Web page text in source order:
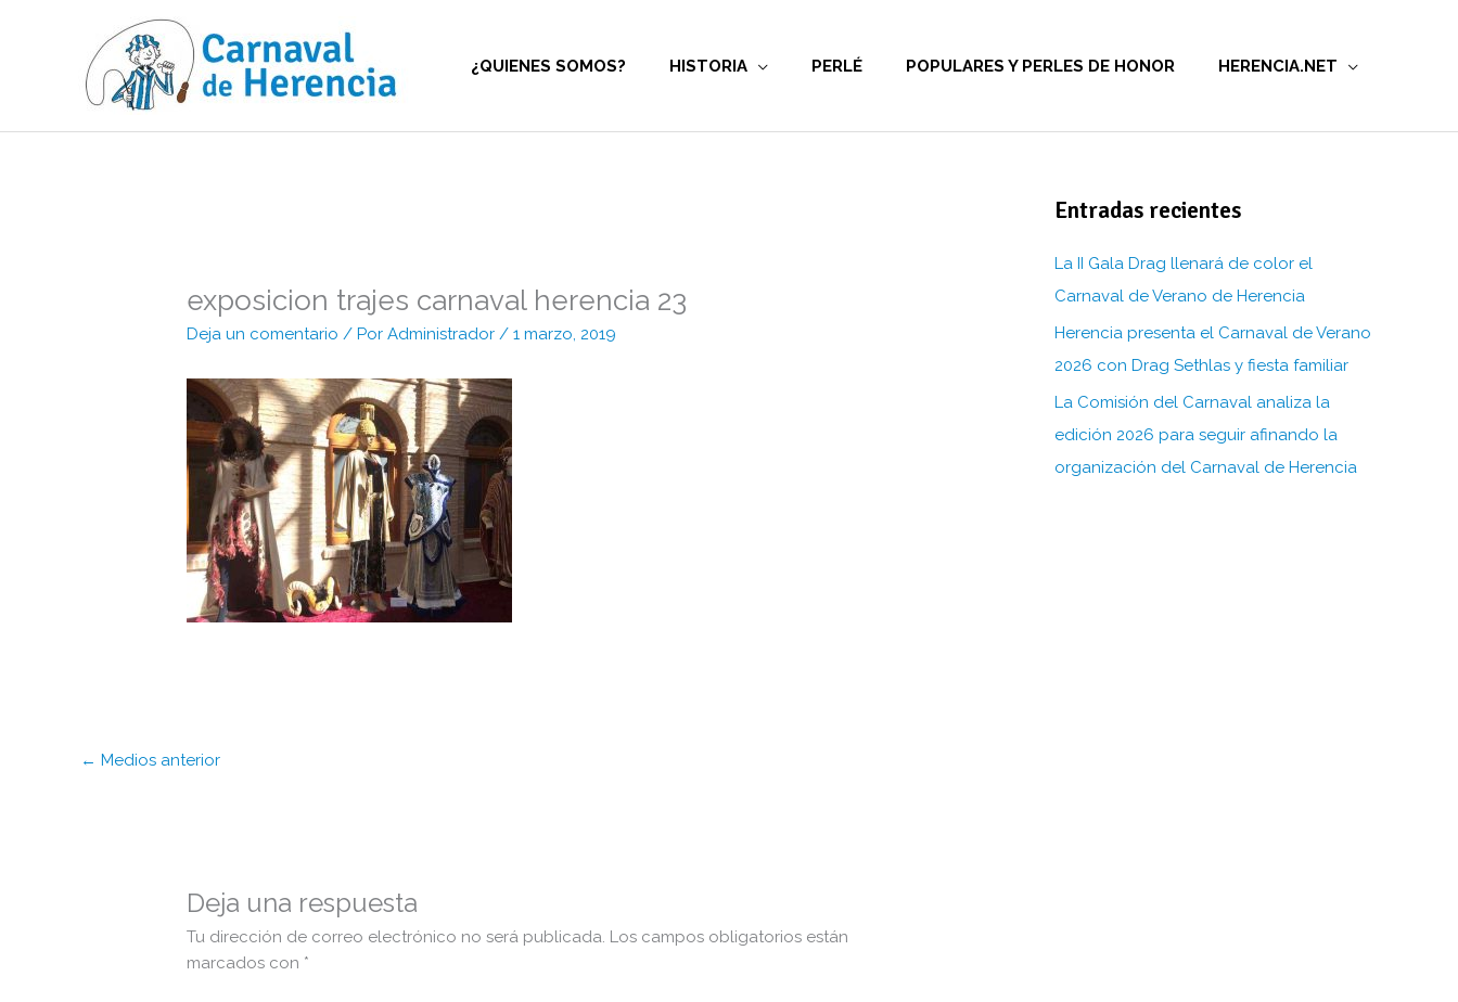
¿QUIENES SOMOS? HISTORIA PERLÉ POPULARES Y PERLES DE HONOR HERENCIA.NET
exposicion trajes carnaval herencia 23
Deja un comentario / PorAdministrador/1 marzo, 2019
← Medios anterior
Deja una respuesta
Tu dirección de correo electrónico no será publicada. Los campos obligatorios están
marcados con *
Entradas recientes
La II Gala Drag llenará de color el
Carnaval de Verano de Herencia
Herencia presenta el Carnaval de Verano
2026 con Drag Sethlas y fiesta familiar
La Comisión del Carnaval analiza la
edición 2026 para seguir afinando la
organización del Carnaval de Herencia